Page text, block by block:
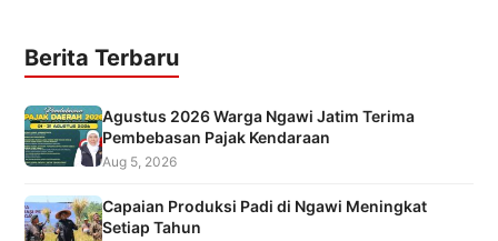
Berita Terbaru
Agustus 2026 Warga Ngawi Jatim Terima
Pembebasan Pajak Kendaraan
Aug 5, 2026
Capaian Produksi Padi di Ngawi Meningkat
Setiap Tahun